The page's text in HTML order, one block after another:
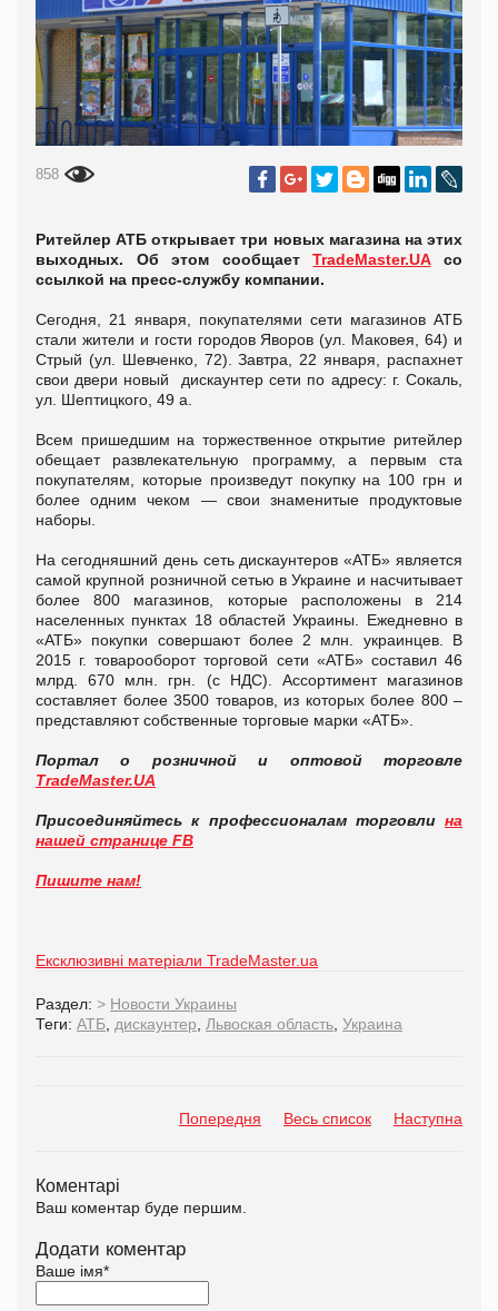
858
Ритейлер АТБ открывает три новых магазина на этих
выходных. Об этом сообщаетTradeMaster.UAсо
ссылкой на пресс-службу компании.
Сегодня, 21 января, покупателями сети магазинов АТБ
стали жители и гости городов Яворов (ул. Маковея, 64) и
Стрый (ул. Шевченко, 72). Завтра, 22 января, распахнет
свои двери новый дискаунтер сети по адресу: г. Сокаль,
ул. Шептицкого, 49 а.
Всем пришедшим на торжественное открытие ритейлер
обещает развлекательную программу, а первым ста
покупателям, которые произведут покупку на 100 грн и
более одним чеком — свои знаменитые продуктовые
наборы.
На сегодняшний день сеть дискаунтеров «АТБ» является
самой крупной розничной сетью в Украине и насчитывает
более 800 магазинов, которые расположены в 214
населенных пунктах 18 областей Украины. Ежедневно в
«АТБ» покупки совершают более 2 млн. украинцев. В
2015 г. товарооборот торговой сети «АТБ» составил 46
млрд. 670 млн. грн. (с НДС). Ассортимент магазинов
составляет более 3500 товаров, из которых более 800 –
представляют собственные торговые марки «АТБ».
Портал о розничной и оптовой торговле
TradeMaster.UA
Присоединяйтесь к профессионалам торговли на
нашей странице FB
Пишите нам!
Ексклюзивні матеріали TradeMaster.ua
Раздел: > Новости Украины
Теги: АТБ, дискаунтер, Львоская область, Украина
Попередня Весь список Наступна
Коментарі
Ваш коментар буде першим.
Додати коментар
Ваше імя*